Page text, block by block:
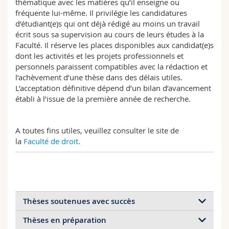
Sciences et médecine
Interfacultaire
Collaborateurs
Doctorants
Webmail
Programme des cours
MyUnifr
thématique avec les matières qu’il enseigne ou
fréquente lui-même. Il privilégie les candidatures
d’étudiant(e)s qui ont déjà rédigé au moins un travail
écrit sous sa supervision au cours de leurs études à la
Faculté. Il réserve les places disponibles aux candidat(e)s
dont les activités et les projets professionnels et
personnels paraissent compatibles avec la rédaction et
l’achèvement d’une thèse dans des délais utiles.
L’acceptation définitive dépend d’un bilan d’avancement
établi à l’issue de la première année de recherche.
A toutes fins utiles, veuillez consulter le site de
la Faculté de droit.
Thèses soutenues avec succès
Par ordre chronologique de soutenance (titre de
Thèses en préparation